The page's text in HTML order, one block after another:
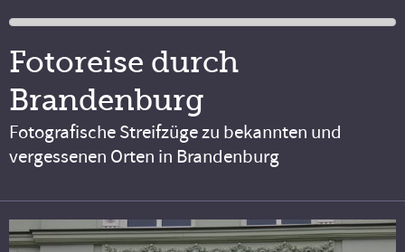
Fotoreise durch
Brandenburg
Fotografische Streifzüge zu bekannten und
vergessenen Orten in Brandenburg